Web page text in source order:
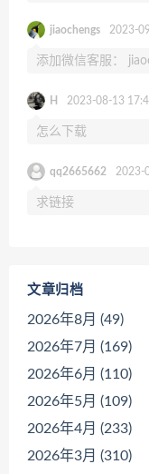
jiaochengs 2023-
添加微信客服：
H 2023-08-13
怎么下载
qq2665662 2023-
求链接
文章归档
2026年8月 (49)
2026年7月 (169)
2026年6月 (110)
2026年5月 (109)
2026年4月 (233)
2026年3月 (310)